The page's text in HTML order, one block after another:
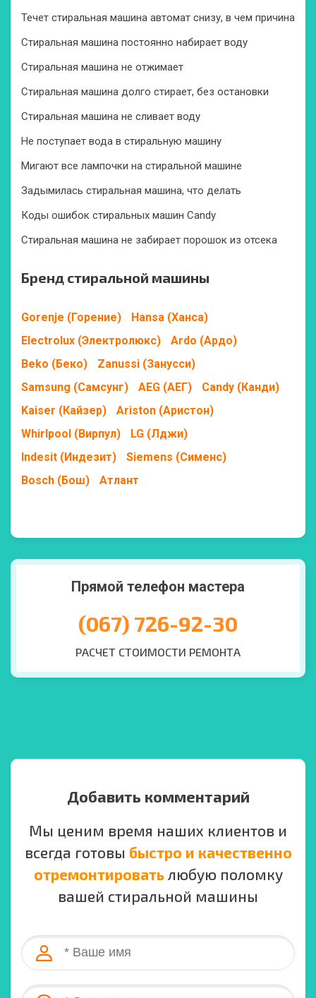
Течет стиральная машина автомат снизу, в чем причина
Стиральная машина постоянно набирает воду
Стиральная машина не отжимает
Стиральная машина долго стирает, без остановки
Стиральная машина не сливает воду
Не поступает вода в стиральную машину
Мигают все лампочки на стиральной машине
Задымилась стиральная машина, что делать
Коды ошибок стиральных машин Candy
Стиральная машина не забирает порошок из отсека
Бренд стиральной машины
Gorenje (Горение)
Hansa (Ханса)
Electrolux (Электролюкс)
Ardo (Ардо)
Beko (Беко)
Zanussi (Занусси)
Samsung (Самсунг)
AEG (АЕГ)
Candy (Канди)
Kaiser (Кайзер)
Ariston (Аристон)
Whirlpool (Вирпул)
LG (Лджи)
Indesit (Индезит)
Siemens (Сименс)
Bosch (Бош)
Атлант
Прямой телефон мастера
(067) 726-92-30
РАСЧЕТ СТОИМОСТИ РЕМОНТА
Добавить комментарий
Мы ценим время наших клиентов и
всегда готовы быстро и качественно
отремонтироватьлюбую поломку
вашей стиральной машины